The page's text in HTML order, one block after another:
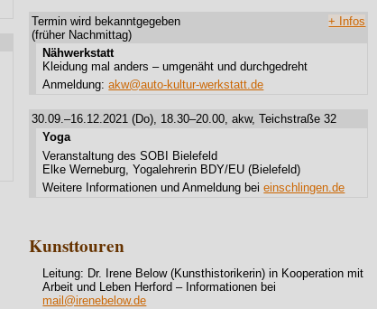
+ Infos
Termin wird bekanntgegeben
(früher Nachmittag)
Nähwerkstatt
Kleidung mal anders – umgenäht und durchgedreht
Anmeldung:akw@auto-kultur-werkstatt.de
30.09.–16.12.2021 (Do), 18.30–20.00, akw, Teichstraße 32
Yoga
Veranstaltung des SOBI Bielefeld
Elke Werneburg, Yogalehrerin BDY/EU (Bielefeld)
Weitere Informationen und Anmeldung beieinschlingen.de
Kunsttouren
Leitung: Dr. Irene Below (Kunsthistorikerin) in Kooperation mit
Arbeit und Leben Herford – Informationen bei
mail@irenebelow.de